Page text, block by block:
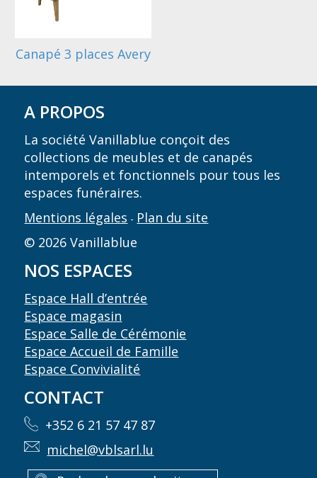
Canapé 3 places Avery
A PROPOS
La société Vanillablue conçoit des
collections de meubles et de canapés
intemporels et fonctionnels pour tous les
espaces funéraires.
Mentions légales - Plan du site
© 2026 Vanillablue
NOS ESPACES
Espace Hall d’entrée
Espace magasin
Espace Salle de Cérémonie
Espace Accueil de Famille
Espace Convivialité
CONTACT
+352 6 21 57 47 87
michel@vblsarl.lu